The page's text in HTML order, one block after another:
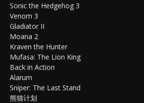
Sonic the Hedgehog 3
Venom 3
Gladiator II
Moana 2
Kraven the Hunter
Mufasa: The Lion King
Back in Action
Alarum
Sniper: The Last Stand
熊猫计划